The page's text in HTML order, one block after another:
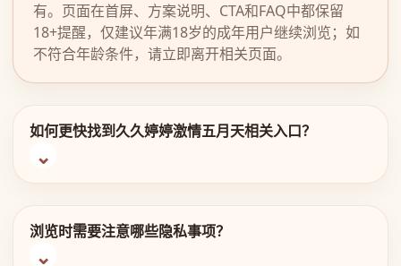
有。页面在首屏、方案说明、CTA和FAQ中都保留
18+提醒，仅建议年满18岁的成年用户继续浏览；如
不符合年龄条件，请立即离开相关页面。
如何更快找到久久婷婷激情五月天相关入口？
浏览时需要注意哪些隐私事项？